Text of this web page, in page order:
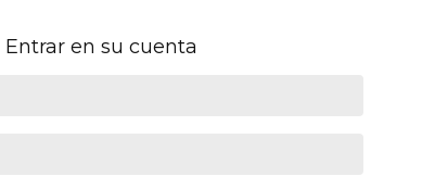
Entrar en su cuenta